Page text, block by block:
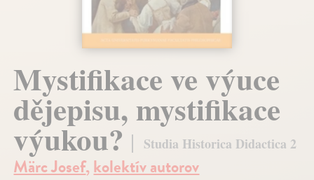
Mystifikace ve výuce
dějepisu, mystifikace
výukou? Studia Historica Didactica 2
Märc Josef,kolektív autorov